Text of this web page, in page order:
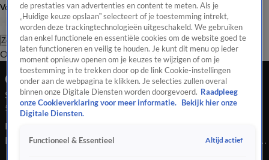
Volg Hart van Nederland
Zoeken
OverzichtRegioUitzendingenWeerTip de redactiePanelVideo's
Ochtend Editie
Seizoen 2025, aflevering 4323
5 okt 2025, 08:00
Bekijk aflevering 4323 van Hart van Nederland - Ochtend
Editie uit seizoen 2025 hier. Deze aflevering is uitgezonden op
de prestaties van advertenties en content te meten. Als je
„Huidige keuze opslaan” selecteert of je toestemming intrekt,
worden deze trackingtechnologieën uitgeschakeld. We gebruiken
dan enkel functionele en essentiële cookies om de website goed te
laten functioneren en veilig te houden. Je kunt dit menu op ieder
moment opnieuw openen om je keuzes te wijzigen of om je
toestemming in te trekken door op de link Cookie-instellingen
onder aan de webpagina te klikken. Je selecties zullen overal
binnen onze Digitale Diensten worden doorgevoerd. Raadpleeg
onze Cookieverklaring voor meer informatie.
Bekijk hier onze
Digitale Diensten.
Functioneel & Essentieel Altijd actief